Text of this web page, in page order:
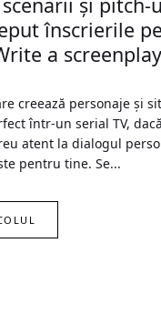
înscrierile
a
creează personaje și
într-un serial TV,
atent la dialogul
pentru tine. Se...